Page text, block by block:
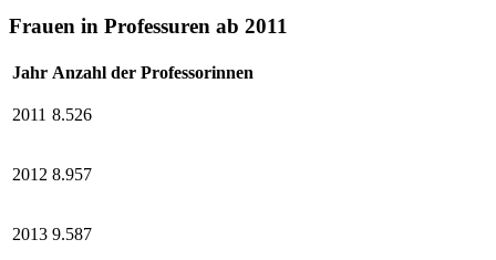
Frauen in Professuren ab 2011
Jahr Anzahl der Professorinnen
2011 8.526
2012 8.957
2013 9.587